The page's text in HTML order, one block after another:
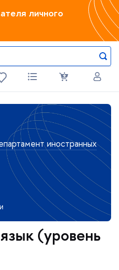
личного
иностранных
(уровень